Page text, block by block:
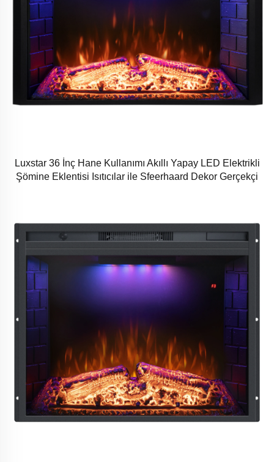
Luxstar 36 İnç Hane Kullanımı Akıllı Yapay LED Elektrikli
Şömine Eklentisi Isıtıcılar ile Sfeerhaard Dekor Gerçekçi